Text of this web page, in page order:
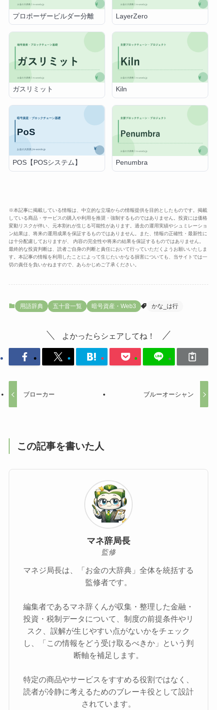
プロポーザービルダー分離 LayerZero
ガスリミット Kiln
POS【POSシステム】 Penumbra
※本記事に掲載している情報は、中立的な立場からの情報提供を目的としたものです。掲載
している商品・サービスの購入や利用を推奨・強制するものではありません。投資には価格
変動リスクが伴い、元本割れが生じる可能性があります。過去の運用実績やシュミレーショ
ン結果は、将来の運用成果を保証するものではありません。また、情報の正確性・最新性に
は十分配慮しておりますが、 内容の完全性や将来の結果を保証するものではありません。
最終的な投資判断は、読者ご自身の判断と責任において行っていただくようお願いいたしま
す。本記事の情報を利用したことによって生じたいかなる損害についても、当サイトでは一
切の責任を負いかねますので、あらかじめご了承ください。
用語辞典 五十音一覧 暗号資産・Web3 かな_は行
よかったらシェアしてね！
ブローカー ブルーオーシャン
この記事を書いた人
マネ辞局長
監修
マネジ局長は、「お金の大辞典」全体を統括する
監修者です。
編集者であるマネ辞くんが収集・整理した金融・
投資・税制データについて、制度の前提条件やリ
スク、誤解が生じやすい点がないかをチェック
し、「この情報をどう受け取るべきか」という判
断軸を補足します。
特定の商品やサービスをすすめる役割ではなく、
読者が冷静に考えるためのブレーキ役として設計
されています。